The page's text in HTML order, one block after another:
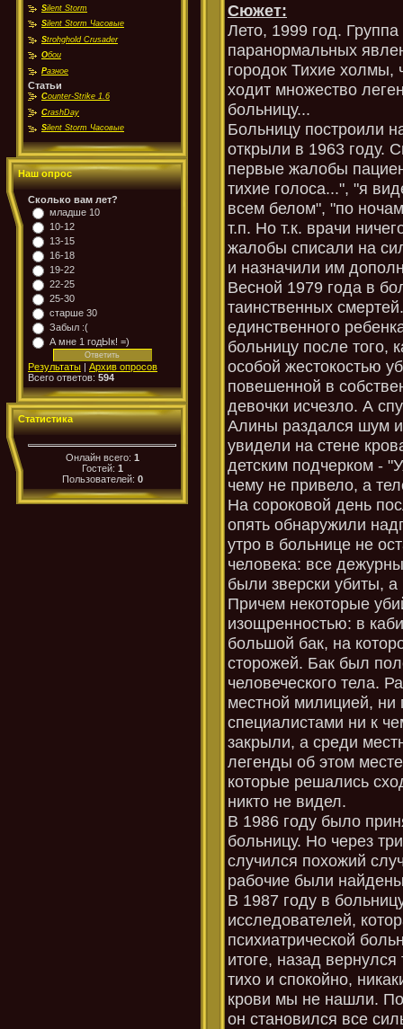
Silent Storm
Silent Storm Часовые
Strohghold Crusader
Обои
Разное
Статьи
Counter-Strike 1.6
CrashDay
Silent Storm Часовые
Наш опрос
Сколько вам лет?
младше 10
10-12
13-15
16-18
19-22
22-25
25-30
старше 30
Забыл :(
А мне 1 годЫк! =)
Результаты | Архив опросов
Всего ответов: 594
Статистика
Онлайн всего: 1
Гостей: 1
Пользователей: 0
Сюжет:
Лето, 1999 год.
паранормальных
городок Тихие холмы,
ходит множество
больницу...
Больницу построили
открыли в 1963 году.
первые жалобы
тихие голоса...", "я
всем белом", "по
т.п. Но т.к. врачи
жалобы списали на
и назначили им
Весной 1979 года в
таинственных
единственного
больницу после того,
особой жестокостью
повешенной в
девочки исчезло. А
Алины раздался шум
увидели на стене
детским подчерком -
чему не привело, а
На сороковой день
опять обнаружили
утро в больнице не
человека: все
были зверски убиты,
Причем некоторые
изощренностью: в
большой бак, на
сторожей. Бак был
человеческого тела.
местной милицией,
специалистами ни к
закрыли, а среди
легенды об этом
которые решались
никто не видел.
В 1986 году было
больницу. Но через
случился похожий
рабочие были
В 1987 году в
исследователей,
психиатрической
итоге, назад
тихо и спокойно,
крови мы не нашли.
он становился все